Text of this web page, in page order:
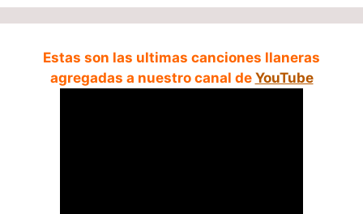
Estas son las ultimas canciones llaneras
agregadas a nuestro canal de YouTube